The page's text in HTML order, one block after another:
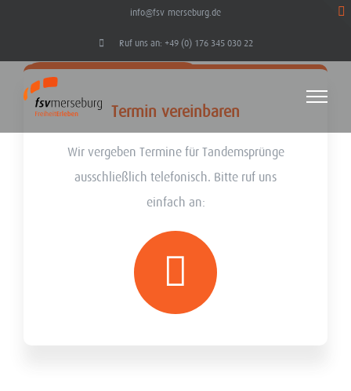
springen
info@fsv-merseburg.de
Ruf uns an: +49 (0) 176 345 030 22
Tandemsprung
GUTSCHEIN BESTELLEN
Termin vereinbaren
Wir vergeben Termine für Tandemsprünge
ausschließlich telefonisch. Bitte ruf uns
einfach an: